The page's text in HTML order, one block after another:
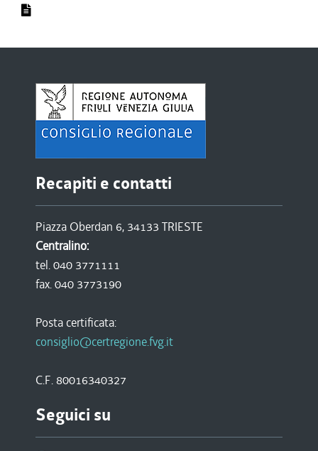
Recapiti e contatti
Piazza Oberdan 6, 34133 TRIESTE
Centralino:
tel. 040 3771111
fax. 040 3773190
Posta certificata:
consiglio@certregione.fvg.it
C.F. 80016340327
Seguici su